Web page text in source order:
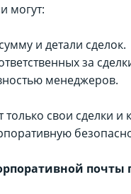
могут:
и детали сделок.
за
менеджеров.
свои сделки и
почты